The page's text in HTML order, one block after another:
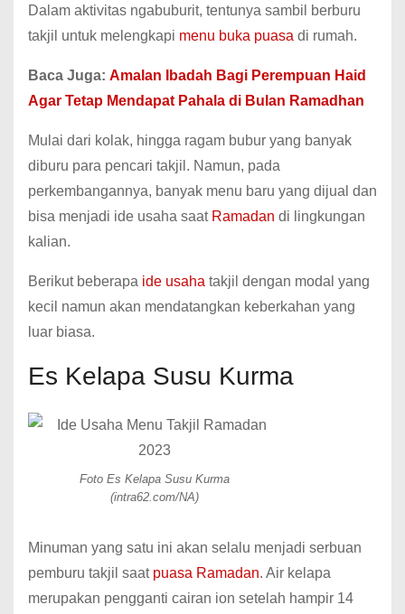
Dalam aktivitas ngabuburit, tentunya sambil berburu
takjil untuk melengkapi menu buka puasa di rumah.
Baca Juga: Amalan Ibadah Bagi Perempuan Haid
Agar Tetap Mendapat Pahala di Bulan Ramadhan
Mulai dari kolak, hingga ragam bubur yang banyak
diburu para pencari takjil. Namun, pada
perkembangannya, banyak menu baru yang dijual dan
bisa menjadi ide usaha saat Ramadan di lingkungan
kalian.
Berikut beberapa ide usaha takjil dengan modal yang
kecil namun akan mendatangkan keberkahan yang
luar biasa.
Es Kelapa Susu Kurma
Foto Es Kelapa Susu Kurma
(intra62.com/NA)
Minuman yang satu ini akan selalu menjadi serbuan
pemburu takjil saat puasa Ramadan. Air kelapa
merupakan pengganti cairan ion setelah hampir 14